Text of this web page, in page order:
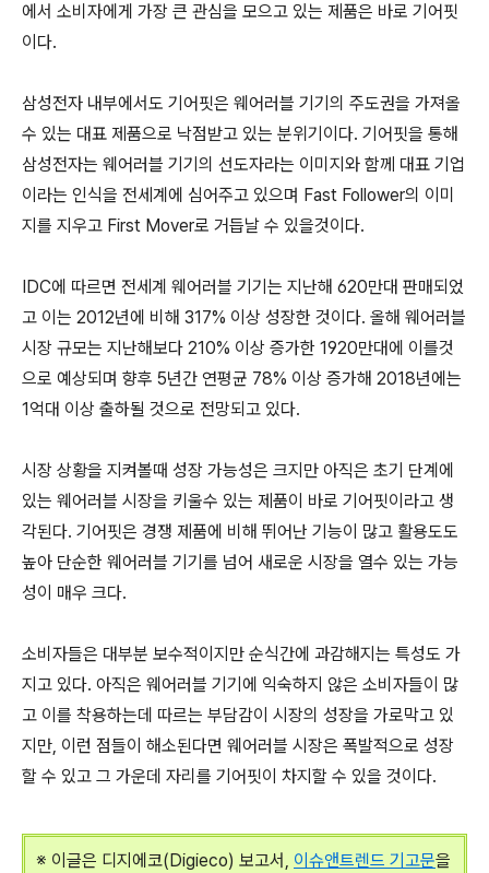
에서 소비자에게 가장 큰 관심을 모으고 있는 제품은 바로 기어핏
이다.
삼성전자 내부에서도 기어핏은 웨어러블 기기의 주도권을 가져올
수 있는 대표 제품으로 낙점받고 있는 분위기이다. 기어핏을 통해
삼성전자는 웨어러블 기기의 선도자라는 이미지와 함께 대표 기업
이라는 인식을 전세계에 심어주고 있으며 Fast Follower의 이미
지를 지우고 First Mover로 거듭날 수 있을것이다.
IDC에 따르면 전세계 웨어러블 기기는 지난해 620만대 판매되었
고 이는 2012년에 비해 317% 이상 성장한 것이다. 올해 웨어러블
시장 규모는 지난해보다 210% 이상 증가한 1920만대에 이를것
으로 예상되며 향후 5년간 연평균 78% 이상 증가해 2018년에는
1억대 이상 출하될 것으로 전망되고 있다.
시장 상황을 지켜볼때 성장 가능성은 크지만 아직은 초기 단계에
있는 웨어러블 시장을 키울수 있는 제품이 바로 기어핏이라고 생
각된다. 기어핏은 경쟁 제품에 비해 뛰어난 기능이 많고 활용도도
높아 단순한 웨어러블 기기를 넘어 새로운 시장을 열수 있는 가능
성이 매우 크다.
소비자들은 대부분 보수적이지만 순식간에 과감해지는 특성도 가
지고 있다. 아직은 웨어러블 기기에 익숙하지 않은 소비자들이 많
고 이를 착용하는데 따르는 부담감이 시장의 성장을 가로막고 있
지만, 이런 점들이 해소된다면 웨어러블 시장은 폭발적으로 성장
할 수 있고 그 가운데 자리를 기어핏이 차지할 수 있을 것이다.
※ 이글은 디지에코(Digieco) 보고서, 이슈앤트렌드 기고문을